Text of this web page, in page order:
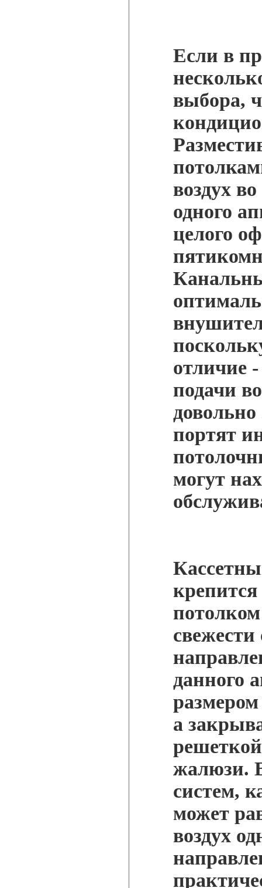
Если в
выбора,
воздух
одного
целого
отличие
подачи
портят
могут
свежести
данного
а
жалюзи.
систем,
может
воздух